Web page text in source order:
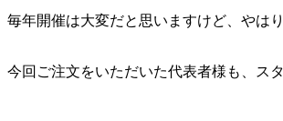
毎年開催は大変だと思いますけど、やは
今回ご注文をいただいた代表者様も、ス